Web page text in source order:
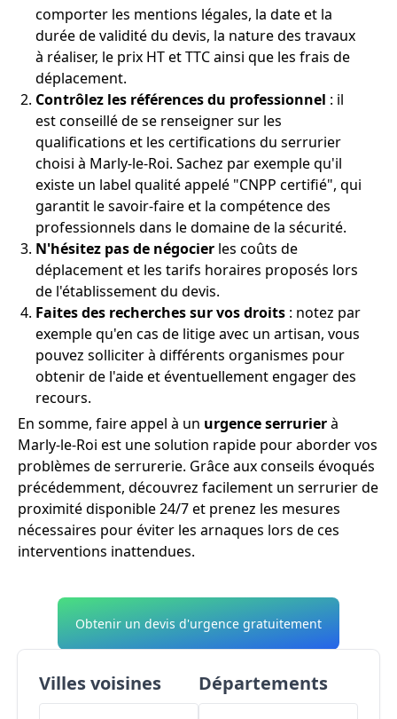
comporter les mentions légales, la date et la
durée de validité du devis, la nature des travaux
à réaliser, le prix HT et TTC ainsi que les frais de
déplacement.
Contrôlez les références du professionnel : il
est conseillé de se renseigner sur les
qualifications et les certifications du serrurier
choisi à Marly-le-Roi. Sachez par exemple qu'il
existe un label qualité appelé "CNPP certifié", qui
garantit le savoir-faire et la compétence des
professionnels dans le domaine de la sécurité.
N'hésitez pas de négocier les coûts de
déplacement et les tarifs horaires proposés lors
de l'établissement du devis.
Faites des recherches sur vos droits : notez par
exemple qu'en cas de litige avec un artisan, vous
pouvez solliciter à différents organismes pour
obtenir de l'aide et éventuellement engager des
recours.
En somme, faire appel à un urgence serrurierà
Marly-le-Roi est une solution rapide pour aborder vos
problèmes de serrurerie. Grâce aux conseils évoqués
précédemment, découvrez facilement un serrurier de
proximité disponible 24/7 et prenez les mesures
nécessaires pour éviter les arnaques lors de ces
interventions inattendues.
Obtenir un devis d'urgence gratuitement
Villes voisines Départements